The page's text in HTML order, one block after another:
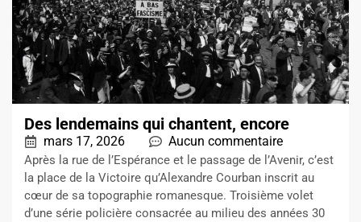
Des lendemains qui chantent, encore
mars 17, 2026 Aucun commentaire
Après la rue de l’Espérance et le passage de l’Avenir, c’est
la place de la Victoire qu’Alexandre Courban inscrit au
cœur de sa topographie romanesque. Troisième volet
d’une série policière consacrée au milieu des années 30